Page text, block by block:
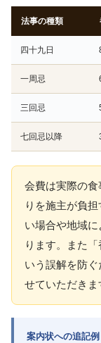
法事の種類
四十九日
一周忌
三回忌
七回忌以降
会費は実際の
りを施主が負
い場合や地域
ります。また
いう誤解を防
せていただきま
案内状への追記例